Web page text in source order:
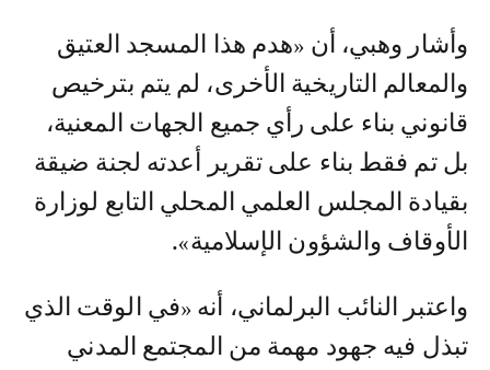
وأشار وهبي، أن «هدم هذا المسجد العتيق
والمعالم التاريخية الأخرى، لم يتم بترخيص
قانوني بناء على رأي جميع الجهات المعنية،
بل تم فقط بناء على تقرير أعدته لجنة ضيقة
بقيادة المجلس العلمي المحلي التابع لوزارة
الأوقاف والشؤون الإسلامية».
واعتبر النائب البرلماني، أنه «في الوقت الذي
تبذل فيه جهود مهمة من المجتمع المدني